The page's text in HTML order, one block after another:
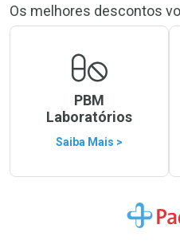
Os melhores descontos
PBM
Laboratórios
Saiba Mais >
Ir para a